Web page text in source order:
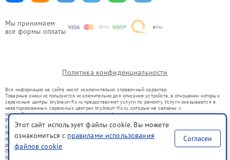
Мы принимаем
все формы оплаты
Политика конфиденциальности
Вся информация на сайте носит исключительно справочный характер.
Товарные знаки используются исключительно для описания устройств, в отношении которых
сервисные центры bry.braun-fix.ru предоставляют услуги по ремонту. Услуги оказываются в
неавторизованных сервисных центрах bry.braun-fix.ru, которые не связаны с
правообладателями товарных знаков или их официальными представителями.
Ремонт осуществляется для устройств, уже введенных в гражданский оборот в соответствии
со статьей 1487 ГК РФ.
Использование товарных знаков не преследует цели индивидуализации услуг или введения
потребителей в заблуждение, а служит для информирования о предоставляемых услугах по
ремонту техники указанных брендов.
Представленная на сайте информация не является публичной офертой, определяемой
положениями Статьи 437(2) Гражданского кодекса РФ
Этот сайт использует файлы cookie. Вы можете
ознакомиться с правилами использования
файлов cookie
Согласен